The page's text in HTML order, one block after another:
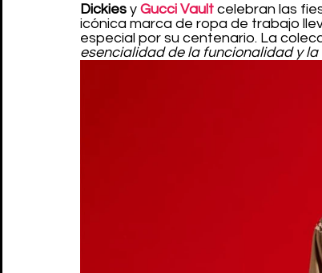
Dickies y Gucci Vault celebran las
icónica marca de ropa de trabajo
especial por su centenario. La
esencialidad de la funcionalidad y la